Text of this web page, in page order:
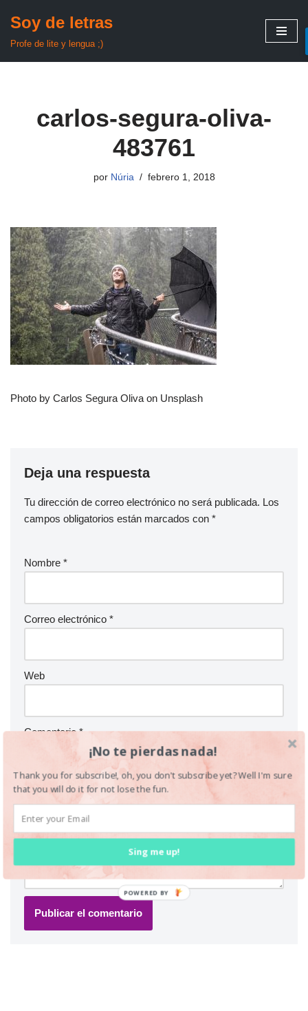
Soy de letras
Profe de lite y lengua ;)
carlos-segura-oliva-
483761
por Núria febrero 1, 2018
Photo by Carlos Segura Oliva on Unsplash
Deja una respuesta
Tu dirección de correo electrónico no será publicada. Los
campos obligatorios están marcados con *
Nombre *
Correo electrónico *
Web
Comentario*
¡No te pierdas nada!
Thank you for subscribe!, oh, you don't subscribe yet? Well I'm sure
that you will do it for not lose the fun.
Sing me up!
POWERED BY